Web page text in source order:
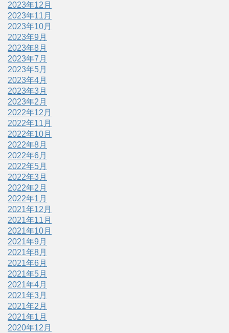
2023年12月
2023年11月
2023年10月
2023年9月
2023年8月
2023年7月
2023年5月
2023年4月
2023年3月
2023年2月
2022年12月
2022年11月
2022年10月
2022年8月
2022年6月
2022年5月
2022年3月
2022年2月
2022年1月
2021年12月
2021年11月
2021年10月
2021年9月
2021年8月
2021年6月
2021年5月
2021年4月
2021年3月
2021年2月
2021年1月
2020年12月